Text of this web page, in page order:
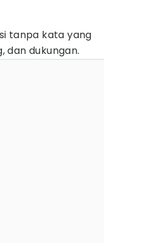
tanpa kata yang
dan dukungan.